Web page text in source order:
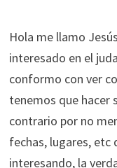
Hola me llamo
interesado en el
conformo con ver
tenemos que hacer
contrario por no
fechas, lugares, etc
interesando, la